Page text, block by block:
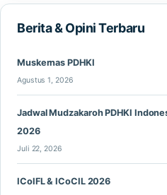
Berita & Opini Terbaru
Muskernas PDHKI
Agustus 1, 2026
Jadwal Mudzakaroh PDHKI
2026
Juli 22, 2026
ICoIFL & ICoCIL 2026